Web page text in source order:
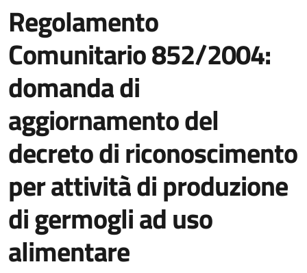
Regolamento
Comunitario 852/2004:
domanda di
aggiornamento del
decreto di riconoscimento
per attività di produzione
di germogli ad uso
alimentare